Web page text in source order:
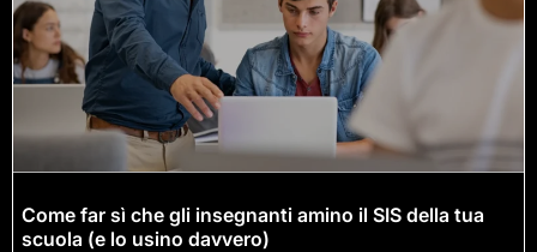
Come far sì che gli insegnanti amino il SIS della tua
scuola (e lo usino davvero)